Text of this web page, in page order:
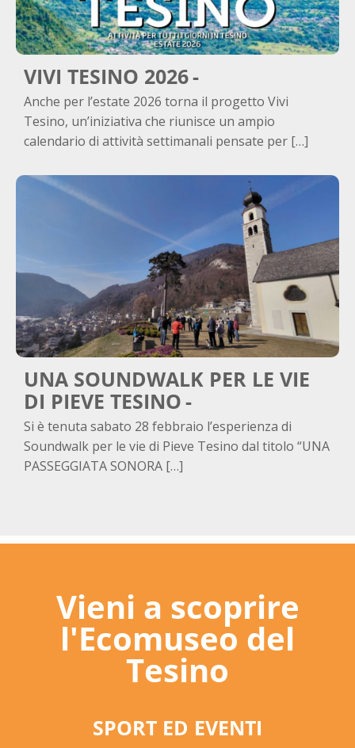
VIVI TESINO 2026
Anche per l’estate 2026 torna il progetto Vivi
Tesino, un’iniziativa che riunisce un ampio
calendario di attività settimanali pensate per […]
UNA SOUNDWALK PER LE VIE
DI PIEVE TESINO
Si è tenuta sabato 28 febbraio l’esperienza di
Soundwalk per le vie di Pieve Tesino dal titolo “UNA
PASSEGGIATA SONORA […]
Vieni a scoprire
l'Ecomuseo del
Tesino
SPORT ED EVENTI